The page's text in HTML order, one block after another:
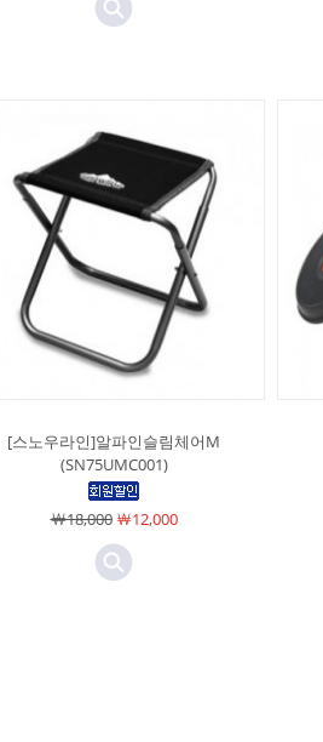
[스노우라인]알파인슬림체어M
(SN75UMC001)
￦18,000￦12,000